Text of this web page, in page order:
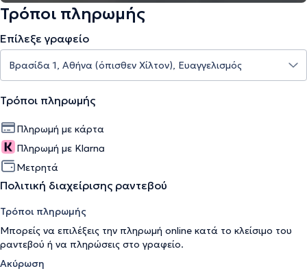
Τρόποι πληρωμής
Επίλεξε γραφείο
Τρόποι πληρωμής
Πληρωμή με κάρτα
Πληρωμή με Klarna
Μετρητά
Πολιτική διαχείρισης ραντεβού
Τρόποι πληρωμής
Μπορείς να επιλέξεις την πληρωμή online κατά το κλείσιμο του
ραντεβού ή να πληρώσεις στο γραφείο.
Ακύρωση